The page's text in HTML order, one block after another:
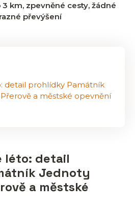
3 km, zpevněné cesty, žádné
převýšení
detail prohlídky Památník
a městské opevnění
léto: detail
Jednoty
a městské